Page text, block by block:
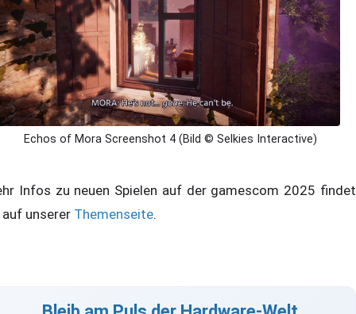
Echos of Mora Screenshot 4 (Bild © Selkies Interactive)
Infos zu neuen Spielen auf der gamescom 2025 findet
unserer Themenseite.